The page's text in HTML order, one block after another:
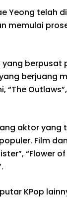
Yeong telah
memulai
yang
berjuang
aktor yang
Film
“Flower of
KPop